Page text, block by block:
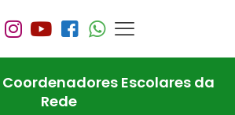
Escolares da
Rede